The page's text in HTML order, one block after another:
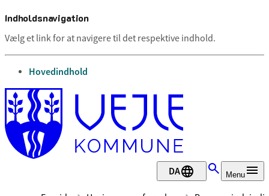
Indholdsnavigation
Vælg et link for at navigere til det respektive indhold.
gå til
Hovedindhold
DA Menu